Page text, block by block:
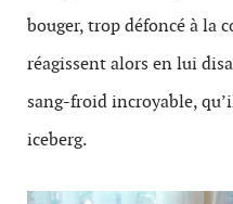
bouger, trop défoncé à la
réagissent alors en lui
sang-froid incroyable,
iceberg.